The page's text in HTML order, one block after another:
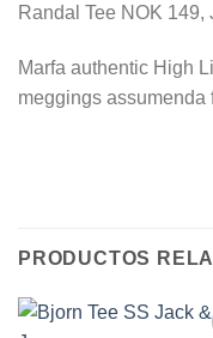
Randal Tee NOK 149,
Marfa authentic High
meggings assumenda
PRODUCTOS